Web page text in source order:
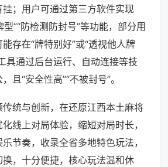
挂；用户可通过第三方软件实现
型”“防检测防封号”等功能，部分用
存在“牌特别好”或“透视他人牌
具通过后台运行、自动连接等技
且“安全性高”“不被封号”。
统与创新，在还原江西本土麻将
线上对局体验，缩短对局时长，
节奏，收录全省多地特色玩法，
，十分便捷，核心玩法温和休